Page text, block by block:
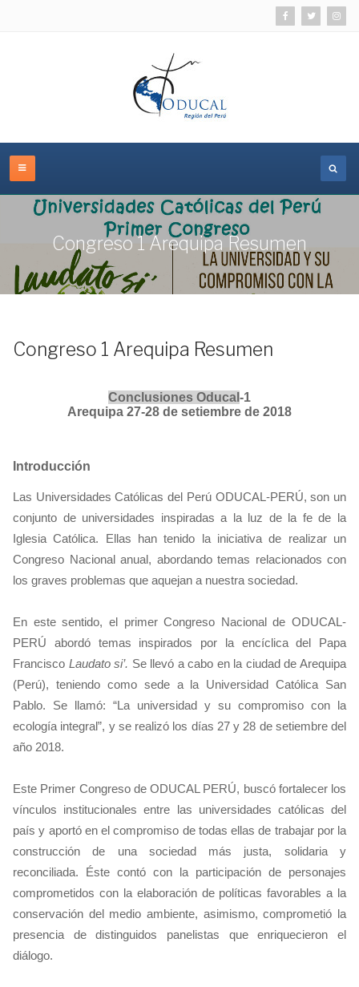
Congreso 1 Arequipa Resumen
Congreso 1 Arequipa Resumen
Conclusiones Oducal -1
Arequipa 27-28 de setiembre de 2018
Introducción
Las Universidades Católicas del Perú ODUCAL-PERÚ, son un
conjunto de universidades inspiradas a la luz de la fe de la
Iglesia Católica. Ellas han tenido la iniciativa de realizar un
Congreso Nacional anual, abordando temas relacionados con
los graves problemas que aquejan a nuestra sociedad.
En este sentido, el primer Congreso Nacional de ODUCAL-
PERÚ abordó temas inspirados por la encíclica del Papa
Francisco Laudato si’. Se llevó a cabo en la ciudad de Arequipa
(Perú), teniendo como sede a la Universidad Católica San
Pablo. Se llamó: “La universidad y su compromiso con la
ecología integral”, y se realizó los días 27 y 28 de setiembre del
año 2018.
Este Primer Congreso de ODUCAL PERÚ, buscó fortalecer los
vínculos institucionales entre las universidades católicas del
país y aportó en el compromiso de todas ellas de trabajar por la
construcción de una sociedad más justa, solidaria y
reconciliada. Éste contó con la participación de personajes
comprometidos con la elaboración de políticas favorables a la
conservación del medio ambiente, asimismo, comprometió la
presencia de distinguidos panelistas que enriquecieron el
diálogo.